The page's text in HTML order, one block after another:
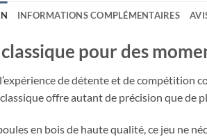
INFORMATIONS COMPLÉMENTAIRES
pour des
de détente et de compétition
offre autant de précision que de
en bois de haute qualité, ce jeu ne